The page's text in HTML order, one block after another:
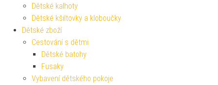
Dětské kalhoty
Dětské kšiltovky a kloboučky
Dětské zboží
Cestování s dětmi
Dětské batohy
Fusaky
Vybavení dětského pokoje